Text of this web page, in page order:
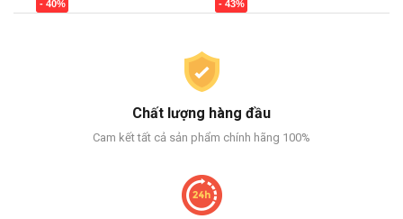
Chất lượng hàng đầu
Cam kết tất cả sản phẩm chính hãng 100%